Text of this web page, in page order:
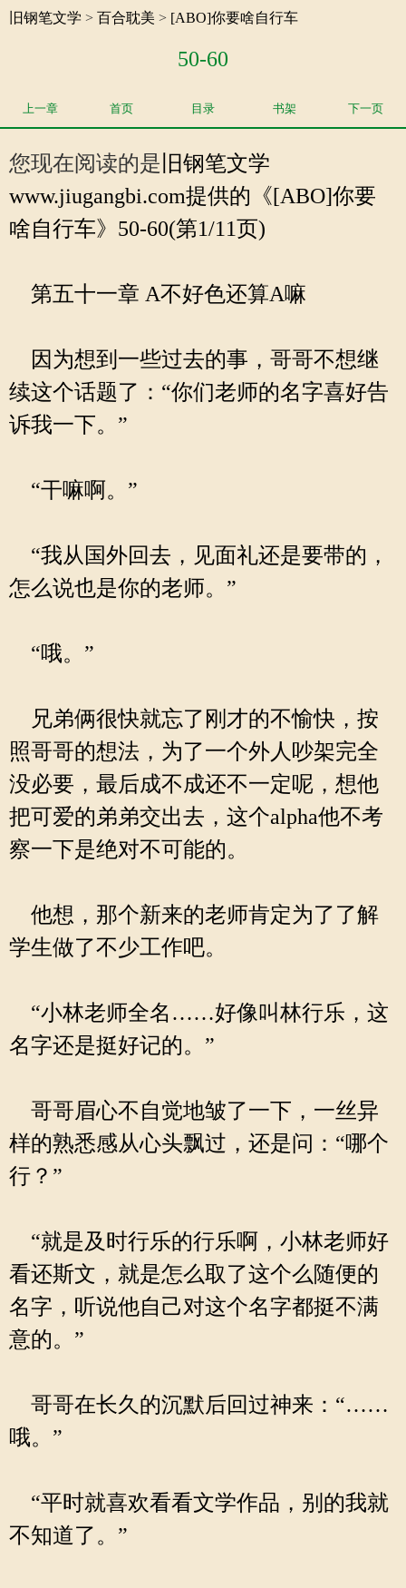
旧钢笔文学 > 百合耽美 > [ABO]你要啥自行车
50-60
上一章 首页 目录 书架 下一页
您现在阅读的是 旧钢笔文学
www.jiugangbi.com提供的《[ABO]你要
啥自行车》50-60(第1/11页)
第五十一章 A不好色还算A嘛
因为想到一些过去的事，哥哥不想继
续这个话题了：“你们老师的名字喜好告
诉我一下。”
“干嘛啊。”
“我从国外回去，见面礼还是要带的，
怎么说也是你的老师。”
“哦。”
兄弟俩很快就忘了刚才的不愉快，按
照哥哥的想法，为了一个外人吵架完全
没必要，最后成不成还不一定呢，想他
把可爱的弟弟交出去，这个alpha他不考
察一下是绝对不可能的。
他想，那个新来的老师肯定为了了解
学生做了不少工作吧。
“小林老师全名……好像叫林行乐，这
名字还是挺好记的。”
哥哥眉心不自觉地皱了一下，一丝异
样的熟悉感从心头飘过，还是问：“哪个
行？”
“就是及时行乐的行乐啊，小林老师好
看还斯文，就是怎么取了这个么随便的
名字，听说他自己对这个名字都挺不满
意的。”
哥哥在长久的沉默后回过神来：“……
哦。”
“平时就喜欢看看文学作品，别的我就
不知道了。”